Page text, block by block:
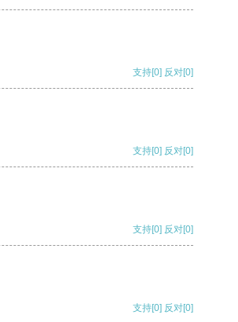
支持[0] 反对[0]
支持[0] 反对[0]
支持[0] 反对[0]
支持[0] 反对[0]